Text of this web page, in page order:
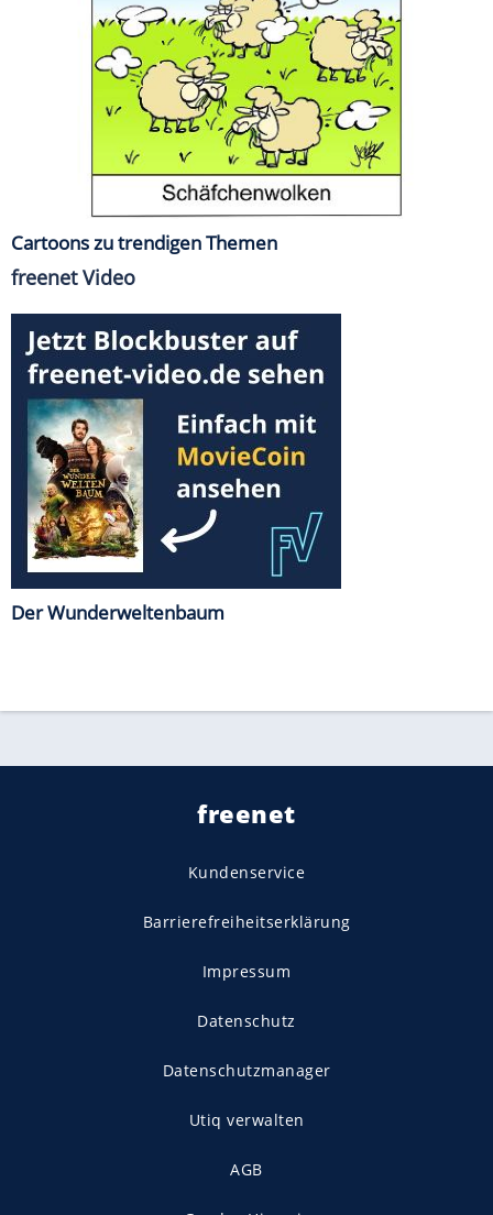
Cartoons zu trendigen Themen
freenet Video
Der Wunderweltenbaum
freenet
Kundenservice
Barrierefreiheitserklärung
Impressum
Datenschutz
Datenschutzmanager
Utiq verwalten
AGB